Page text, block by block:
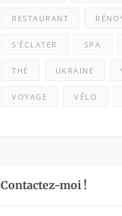
RESTAURANT
S'ÉCLATER SPA
THÉ UKRAINE
VOYAGE VÉLO
Contactez-moi !